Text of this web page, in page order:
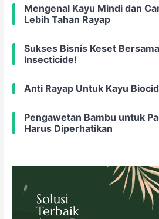
Mengenal Kayu Mindi dan
Lebih Tahan Rayap
Sukses Bisnis Keset
Insecticide!
Anti Rayap Untuk Kayu
Pengawetan Bambu untuk
Harus Diperhatikan